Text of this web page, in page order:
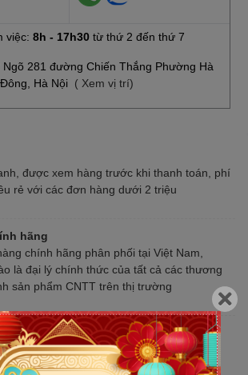
việc: 8h - 17h30từ thứ 2 đến thứ 7
281 đường Chiến Thắng Phường Hà
Đông, Hà Nội ( Xem vị trí)
được xem hàng trước khi thanh toán, phí
rẻ với các đơn hàng dưới 2 triệu
hãng
chính hãng phân phối tại Việt Nam,
là đại lý chính thức của tất cả các thương
sản phẩm CNTT trên thị trường
- 30% so với thị trường. Liên tục cập
cạnh tranh